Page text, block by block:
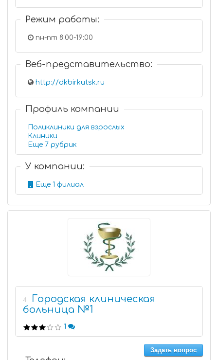
Режим работы:
пн-пт 8:00-19:00
Веб-представительство:
http://dkbirkutsk.ru
Профиль компании
Поликлиники для взрослых
Клиники
Еще 7 рубрик
У компании:
Еще 1 филиал
4
Городская клиническая
больница №1
1
Задать вопрос